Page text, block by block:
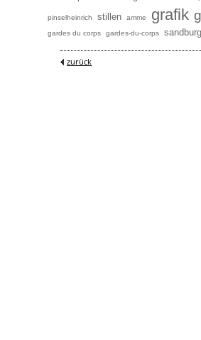
pinselheinrich stillen amme grafik
gardes du corps gardes-du-corps sandburg
zurück